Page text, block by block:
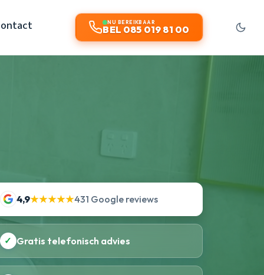
NU BEREIKBAAR
BEL 085 019 81 00
4,9★★★★★431 Google reviews
✓ Gratis telefonisch advies